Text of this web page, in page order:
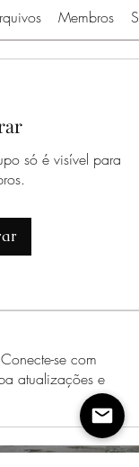
Membros
só é visível para
se com
atualizações e